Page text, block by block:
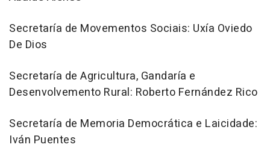
Secretaría de Movementos Sociais: Uxía Oviedo
De Dios
Secretaría de Agricultura, Gandaría e
Desenvolvemento Rural: Roberto Fernández Rico
Secretaría de Memoria Democrática e Laicidade:
Iván Puentes